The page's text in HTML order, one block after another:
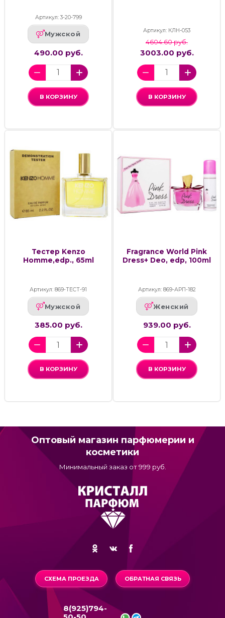
Артикул: 3-20-799
Мужской
490.00 руб.
В КОРЗИНУ
Артикул: КЛН-053
4604.60 руб.
3003.00 руб.
В КОРЗИНУ
Тестер Kenzo
Homme,edp., 65ml
Артикул: 869-ТЕСТ-91
Мужской
385.00 руб.
В КОРЗИНУ
Fragrance World Pink
Dress+ Deo, edp, 100ml
Артикул: 869-АРП-182
Женский
939.00 руб.
В КОРЗИНУ
Оптовый магазин парфюмерии и
косметики
Минимальный заказ от 999 руб.
СХЕМА ПРОЕЗДА ОБРАТНАЯ СВЯЗЬ
8(925)794-